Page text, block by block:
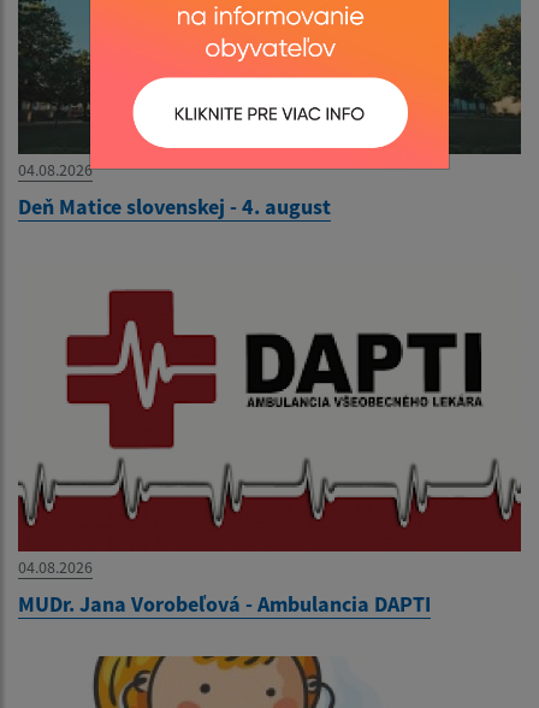
04.08.2026
Deň Matice slovenskej - 4. august
04.08.2026
MUDr. Jana Vorobeľová - Ambulancia DAPTI